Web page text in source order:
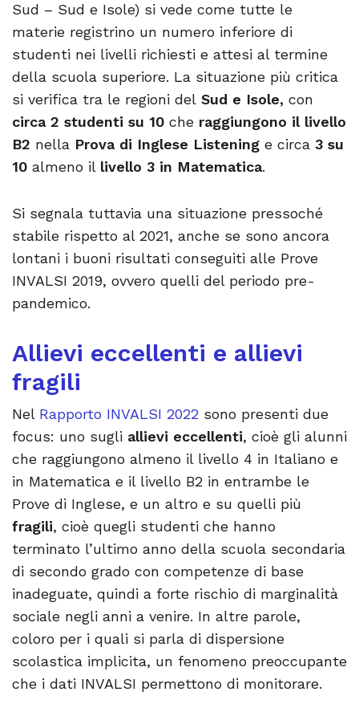
Sud – Sud e Isole) si vede come tutte le
materie registrino un numero inferiore di
studenti nei livelli richiesti e attesi al termine
della scuola superiore. La situazione più critica
si verifica tra le regioni del Sud e Isole, con
circa 2 studenti su 10 che raggiungono il livello
B2 nella Prova di Inglese Listening e circa 3 su
10 almeno il livello 3 in Matematica.
Si segnala tuttavia una situazione pressoché
stabile rispetto al 2021, anche se sono ancora
lontani i buoni risultati conseguiti alle Prove
INVALSI 2019, ovvero quelli del periodo pre-
pandemico.
Allievi eccellenti e allievi
fragili
Nel Rapporto INVALSI 2022 sono presenti due
focus: uno sugli allievi eccellenti, cioè gli alunni
che raggiungono almeno il livello 4 in Italiano e
in Matematica e il livello B2 in entrambe le
Prove di Inglese, e un altro e su quelli più
fragili, cioè quegli studenti che hanno
terminato l’ultimo anno della scuola secondaria
di secondo grado con competenze di base
inadeguate, quindi a forte rischio di marginalità
sociale negli anni a venire. In altre parole,
coloro per i quali si parla di dispersione
scolastica implicita, un fenomeno preoccupante
che i dati INVALSI permettono di monitorare.